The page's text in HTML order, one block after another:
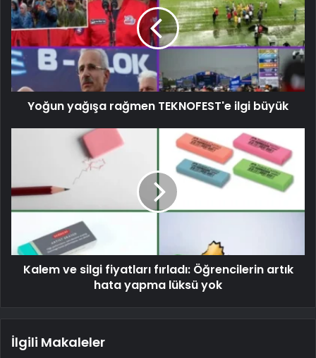
Yoğun yağışa rağmen TEKNOFEST'e ilgi büyük
Kalem ve silgi fiyatları fırladı: Öğrencilerin artık
hata yapma lüksü yok
İlgili Makaleler